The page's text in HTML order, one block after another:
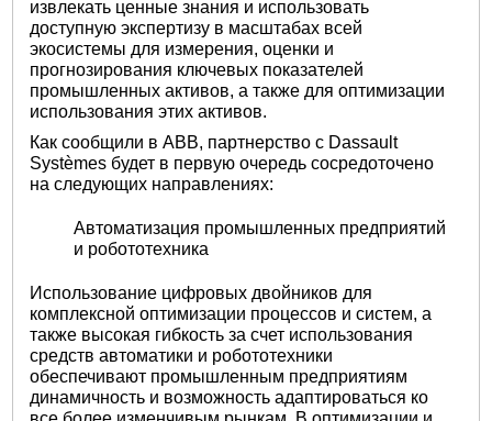
извлекать ценные знания и использовать
доступную экспертизу в масштабах всей
экосистемы для измерения, оценки и
прогнозирования ключевых показателей
промышленных активов, а также для оптимизации
использования этих активов.
Как сообщили в ABB, партнерство с Dassault
Systèmes будет в первую очередь сосредоточено
на следующих направлениях:
Автоматизация промышленных предприятий
и робототехника
Использование цифровых двойников для
комплексной оптимизации процессов и систем, а
также высокая гибкость за счет использования
средств автоматики и робототехники
обеспечивают промышленным предприятиям
динамичность и возможность адаптироваться ко